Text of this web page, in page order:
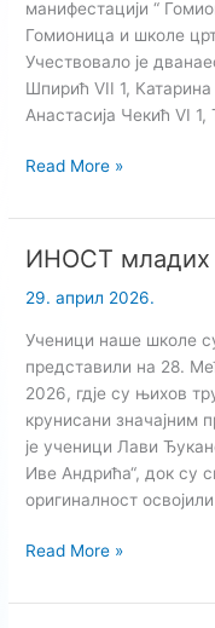
манифестацији “
Гомионица и школе
Учествовало је
Шпирић VII 1,
Анастасија Чекић VI
ДЈЕЧИЈА
МАНИФЕСТАЦИЈА
Read More »
ИНОСТ младих
29. април 2026.
Ученици наше школе
представили на 28.
2026, гдје су њихов
крунисани значајним
је ученици Лави
Иве Андрића“, док су
оригиналност
ИНОСТ
2026
Read More »